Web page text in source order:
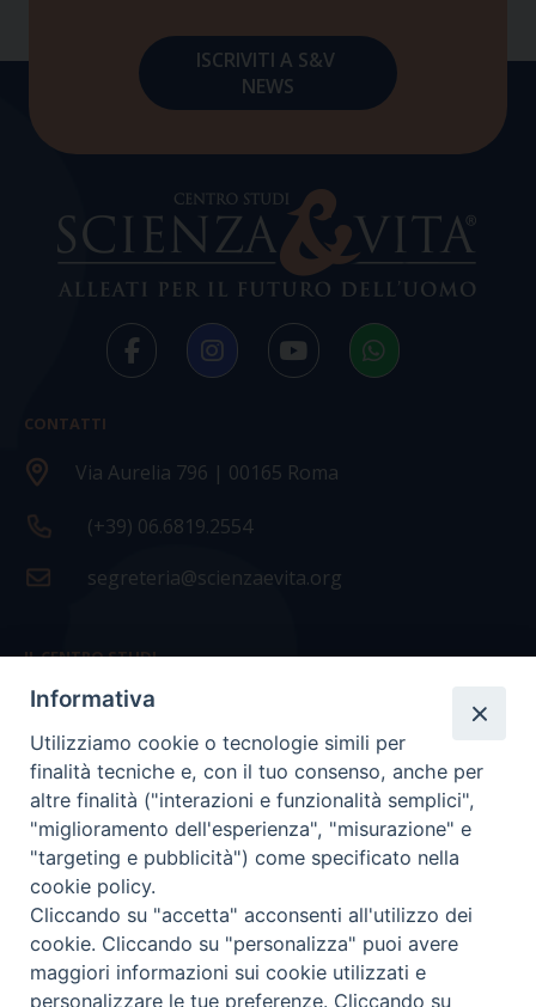
CONTATTI
Via Aurelia 796 | 00165 Roma
(+39) 06.6819.2554
segreteria@scienzaevita.org
IL CENTRO STUDI
La nostra storia
Statuto
Presidenza e ufficio presidenza
Consiglio scientifico
Coordinamento nazionale
Informativa
Utilizziamo cookie o tecnologie simili per
finalità tecniche e, con il tuo consenso, anche per
altre finalità ("interazioni e funzionalità semplici",
"miglioramento dell'esperienza", "misurazione" e
"targeting e pubblicità") come specificato nella
cookie policy.
Cliccando su "accetta" acconsenti all'utilizzo dei
cookie. Cliccando su "personalizza" puoi avere
maggiori informazioni sui cookie utilizzati e
personalizzare le tue preferenze. Cliccando su